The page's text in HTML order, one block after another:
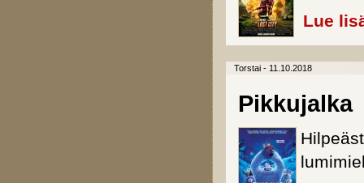
Lue
Torstai - 11.10.2018
Pikkujalka